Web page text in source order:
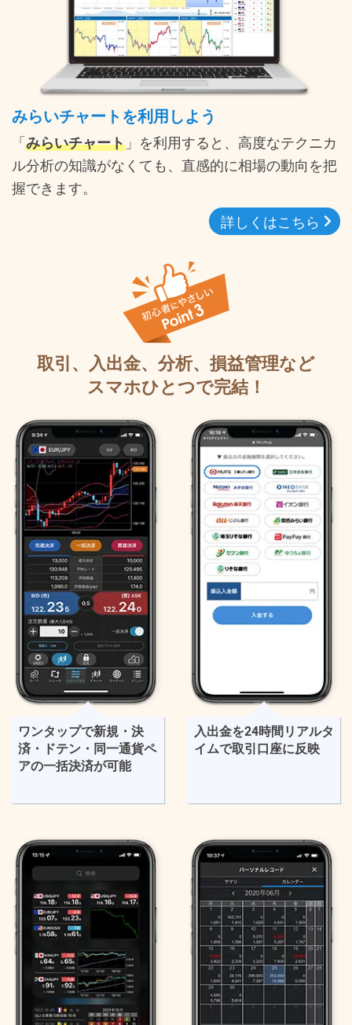
みらいチャートを利用しよう
「みらいチャート 」を利用すると、高度なテクニカ
ル分析の知識がなくても、直感的に相場の動向を把
握できます。
詳しくはこちら
取引、入出金、分析、損益管理など
スマホひとつで完結！
ワンタップで新規・決
済・ドテン・同一通貨ペ
アの一括決済が可能
入出金を24時間リアルタ
イムで取引口座に反映